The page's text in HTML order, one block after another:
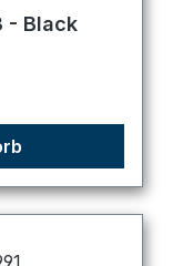
von 4.83 von 5
- Black